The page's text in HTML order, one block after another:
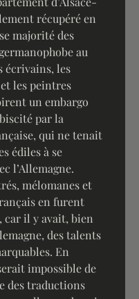
récupéré en
majorité des
au
écrivains, les
les peintres
un embargo
par la
qui ne tenait
édiles à se
l’Allemagne.
en furent
car il y avait, bien
des talents
En
impossible de
des traductions